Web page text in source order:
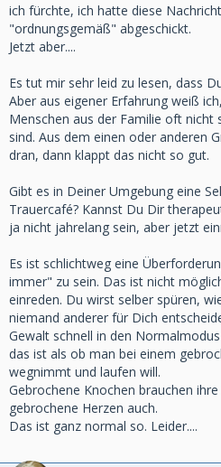
ich fürchte, ich hatte diese
"ordnungsgemäß" abgeschickt.
Jetzt aber....
Es tut mir sehr leid zu lesen, dass
Aber aus eigener Erfahrung weiß
Menschen aus der Familie oft nicht
sind. Aus dem einen oder anderen
dran, dann klappt das nicht so gut.
Gibt es in Deiner Umgebung eine
Trauercafé? Kannst Du Dir
ja nicht jahrelang sein, aber jetzt
Es ist schlichtweg eine
immer" zu sein. Das ist nicht
einreden. Du wirst selber spüren,
niemand anderer für Dich
Gewalt schnell in den
das ist als ob man bei einem
wegnimmt und laufen will.
Gebrochene Knochen brauchen
gebrochene Herzen auch.
Das ist ganz normal so. Leider....